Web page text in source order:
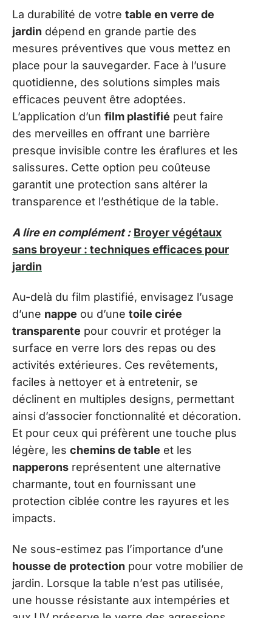
La durabilité de votre table en verre de
jardin dépend en grande partie des
mesures préventives que vous mettez en
place pour la sauvegarder. Face à l’usure
quotidienne, des solutions simples mais
efficaces peuvent être adoptées.
L’application d’un film plastifié peut faire
des merveilles en offrant une barrière
presque invisible contre les éraflures et les
salissures. Cette option peu coûteuse
garantit une protection sans altérer la
transparence et l’esthétique de la table.
A lire en complément : Broyer végétaux
sans broyeur : techniques efficaces pour
jardin
Au-delà du film plastifié, envisagez l’usage
d’une nappe ou d’une toile cirée
transparente pour couvrir et protéger la
surface en verre lors des repas ou des
activités extérieures. Ces revêtements,
faciles à nettoyer et à entretenir, se
déclinent en multiples designs, permettant
ainsi d’associer fonctionnalité et décoration.
Et pour ceux qui préfèrent une touche plus
légère, les chemins de table et les
napperons représentent une alternative
charmante, tout en fournissant une
protection ciblée contre les rayures et les
impacts.
Ne sous-estimez pas l’importance d’une
housse de protection pour votre mobilier de
jardin. Lorsque la table n’est pas utilisée,
une housse résistante aux intempéries et